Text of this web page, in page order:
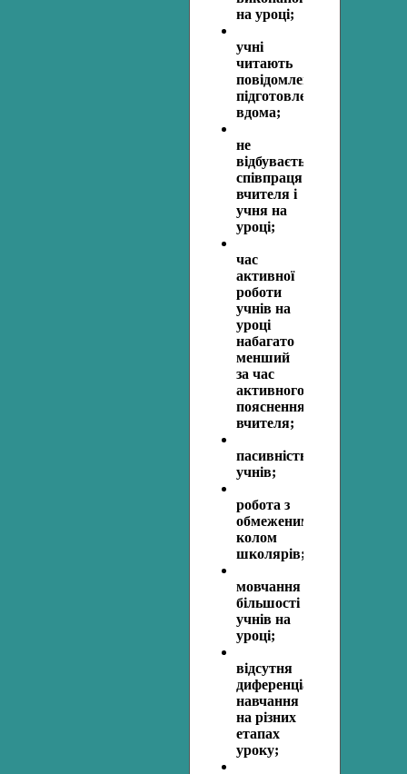
на уроці;
учні
читають
повідомлення,
підготовленні
вдома;
не
відбувається
співпраця
вчителя і
учня на
уроці;
час
активної
роботи
учнів на
уроці
набагато
менший
за час
активного
пояснення
вчителя;
пасивність
учнів;
робота з
обмеженим
колом
школярів;
мовчання
більшості
учнів на
уроці;
відсутня
диференціація
навчання
на різних
етапах
уроку;